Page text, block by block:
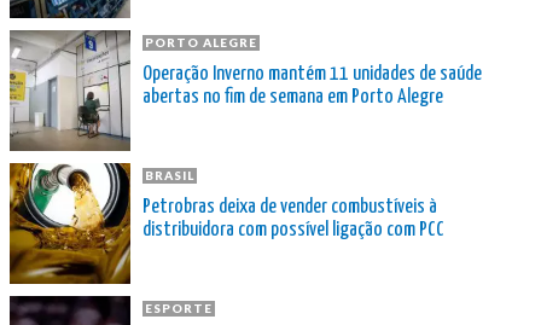
PORTO ALEGRE
Operação Inverno mantém 11 unidades de saúde
abertas no fim de semana em Porto Alegre
BRASIL
Petrobras deixa de vender combustíveis à
distribuidora com possível ligação com PCC
ESPORTE